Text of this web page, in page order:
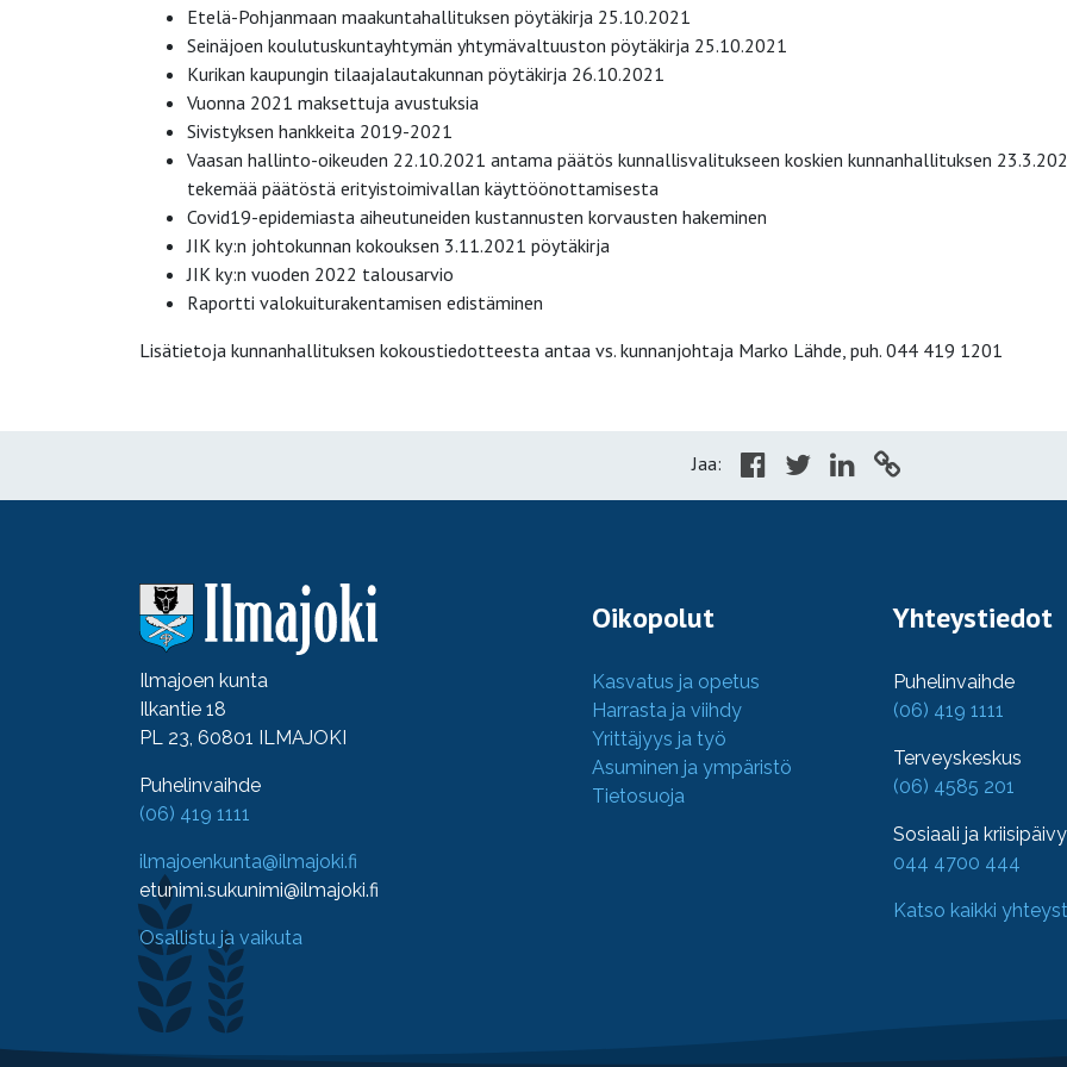
Etelä-Pohjanmaan maakuntahallituksen pöytäkirja 25.10.2021
Seinäjoen koulutuskuntayhtymän yhtymävaltuuston pöytäkirja 25.10.2021
Kurikan kaupungin tilaajalautakunnan pöytäkirja 26.10.2021
Vuonna 2021 maksettuja avustuksia
Sivistyksen hankkeita 2019-2021
Vaasan hallinto-oikeuden 22.10.2021 antama päätös kunnallisvalitukseen koskien kunnanhallituksen
tekemää päätöstä erityistoimivallan käyttöönottamisesta
Covid19-epidemiasta aiheutuneiden kustannusten korvausten hakeminen
JIK ky:n johtokunnan kokouksen 3.11.2021 pöytäkirja
JIK ky:n vuoden 2022 talousarvio
Raportti valokuiturakentamisen edistäminen
Lisätietoja kunnanhallituksen kokoustiedotteesta antaa vs. kunnanjohtaja Marko Lähde, puh. 044 419 1201
Jaa:
Ilmajoen kunta
Ilkantie 18
PL 23, 60801 ILMAJOKI
Puhelinvaihde
(06) 419 1111
ilmajoenkunta@ilmajoki.fi
etunimi.sukunimi@ilmajoki.fi
Osallistu ja vaikuta
Oikopolut
Kasvatus ja opetus
Harrasta ja viihdy
Yrittäjyys ja työ
Asuminen ja ympäristö
Tietosuoja
Yhteystiedot
Puhelinvaihde
(06) 419 1111
Terveyskeskus
(06) 4585 201
Sosiaali ja
044 4700 444
Katso kaikki